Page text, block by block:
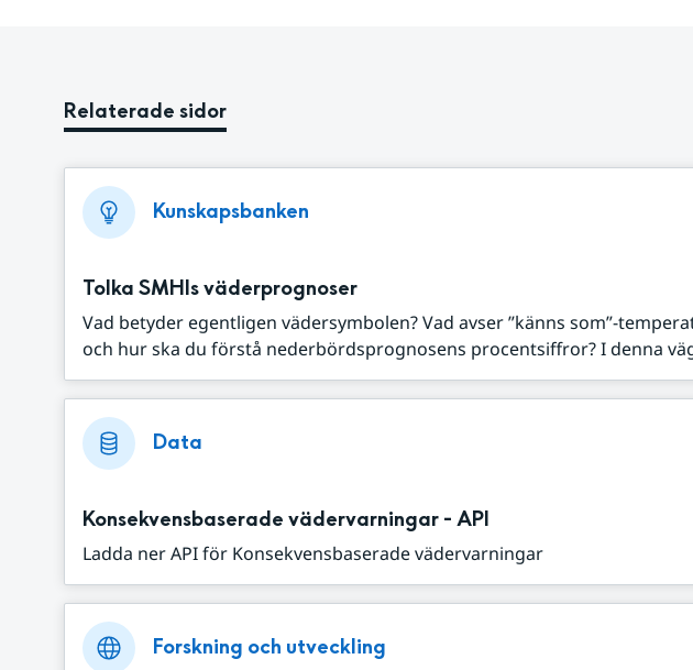
Relaterade sidor
Kunskapsbanken
Tolka SMHIs väderprognoser
Vad betyder egentligen vädersymbolen? Vad avser ”känns som”-
och hur ska du förstå nederbördsprognosens procentsiffror? I denna
Data
Konsekvensbaserade vädervarningar - API
Ladda ner API för Konsekvensbaserade vädervarningar
Forskning och utveckling